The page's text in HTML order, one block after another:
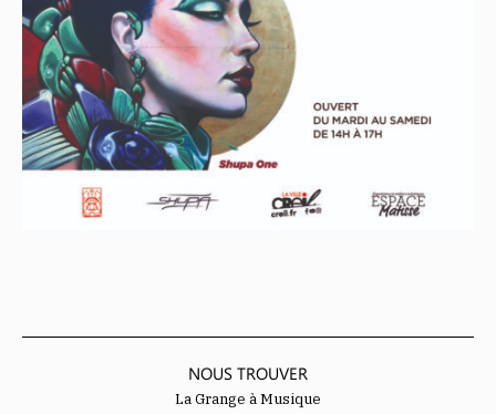
NOUS TROUVER
La Grange à Musique